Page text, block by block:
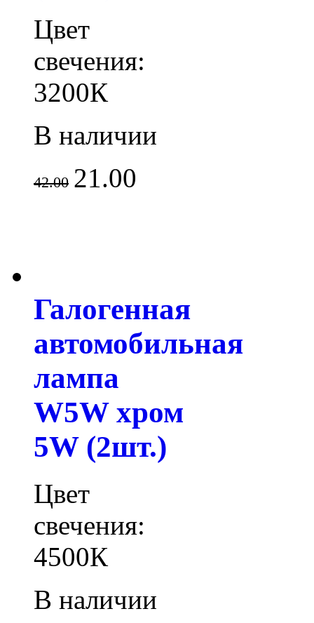
Цвет
свечения:
3200К
В наличии
42.00 21.00
Галогенная
автомобильная
лампа
W5W хром
5W (2шт.)
Цвет
свечения:
4500К
В наличии